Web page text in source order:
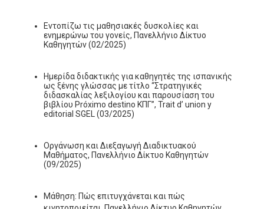
Εντοπίζω τις μαθησιακές δυσκολίες και
ενημερώνω του γονείς, Πανελλήνιο Δίκτυο
Καθηγητών (02/2025)
Ημερίδα διδακτικής για καθηγητές της ισπανικής
ως ξένης γλώσσας με τίτλο “Στρατηγικές
διδασκαλίας λεξιλογίου και παρουσίαση του
βιβλίου Próximo destino ΚΠΓ”, Trait d’ union y
editorial SGEL (03/2025)
Οργάνωση και Διεξαγωγή Διαδικτυακού
Μαθήματος, Πανελλήνιο Δίκτυο Καθηγητών
(09/2025)
Μάθηση: Πώς επιτυγχάνεται και πώς